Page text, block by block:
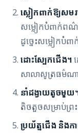
ស្លៀកពាក់ឱ្យសម
សម្លៀកបំពាក់ពណ៌
ដូច្នេះសម្លៀកបំ
ដោះស្បែកជើង។
សាលាសូត្រធម៌ណ
នាំដង្វាយតូចមួយ
តិចតួចសម្រាប់ព្រ
ប្រយ័ត្នជើង និងក